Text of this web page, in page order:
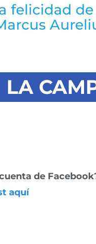
felicidad
LA
de Facebook
aquí